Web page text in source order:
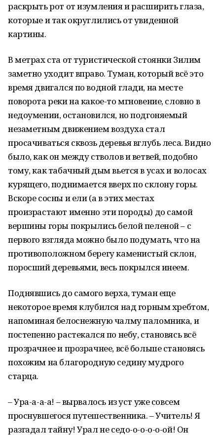
раскрыть рот от изумления и расширить глаза,
которые и так округлились от увиденной
картины.
В метрах ста от туристической стоянки Зилим
заметно уходит вправо. Туман, который всё это
время двигался по водной глади, на месте
поворота реки на какое-то мгновение, словно в
недоумении, остановился, но подгоняемый
незаметным движением воздуха стал
просачиваться сквозь деревья вглубь леса. Видно
было, как он между стволов и ветвей, подобно
тому, как табачный дым вьется в усах и волосах
курящего, поднимается вверх по склону горы.
Вскоре сосны и ели (а в этих местах
произрастают именно эти породы) до самой
вершины горы покрылись белой пеленой – с
первого взгляда можно было подумать, что на
противоположном берегу каменистый склон,
поросший деревьями, весь покрылся инеем.
Поднявшись до самого верха, туман еще
некоторое время клубился над горным хребтом,
напоминая белоснежную чалму паломника, и
постепенно растекался по небу, становясь всё
прозрачнее и прозрачнее, всё больше становясь
похожим на благородную седину мудрого
старца.
– Ура-а-а-а! – вырвалось из уст уже совсем
проснувшегося путешественника. – Учитель! Я
разгадал тайну! Урал не седо-о-о-о-о-ой! Он